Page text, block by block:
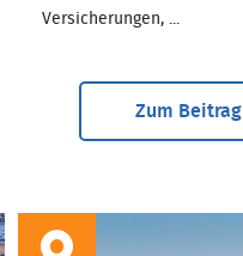
Versicherungen, ...
Zum Beitrag